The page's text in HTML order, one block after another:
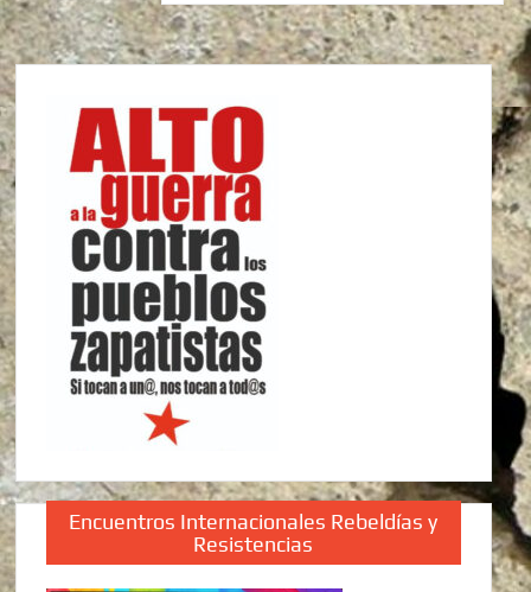
Encuentros Internacionales Rebeldías y
Resistencias